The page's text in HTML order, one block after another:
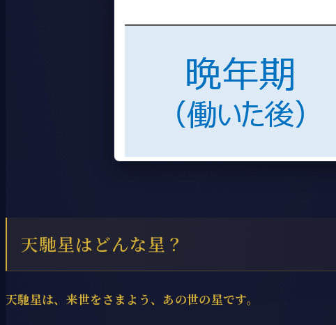
天馳星はどんな星？
天馳星は、来世をさまよう、あの世の星です。